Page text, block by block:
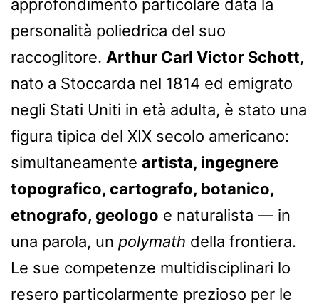
approfondimento particolare data la
personalità poliedrica del suo
raccoglitore. Arthur Carl Victor Schott,
nato a Stoccarda nel 1814 ed emigrato
negli Stati Uniti in età adulta, è stato una
figura tipica del XIX secolo americano:
simultaneamente artista, ingegnere
topografico, cartografo, botanico,
etnografo, geologo e naturalista — in
una parola, un polymath della frontiera.
Le sue competenze multidisciplinari lo
resero particolarmente prezioso per le